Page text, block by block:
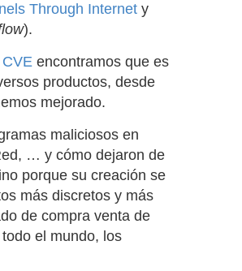
Through Internet y
).
encontramos que es
productos, desde
mejorado.
maliciosos en
… y cómo dejaron de
porque su creación se
más discretos y más
de compra venta de
el mundo, los